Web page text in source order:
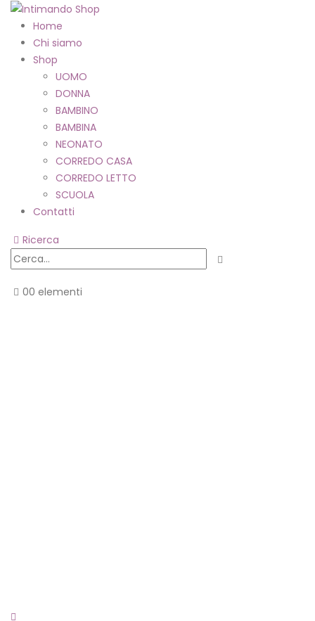
Home
Chi siamo
Shop
UOMO
DONNA
BAMBINO
BAMBINA
NEONATO
CORREDO CASA
CORREDO LETTO
SCUOLA
Contatti
Ricerca
00 elementi